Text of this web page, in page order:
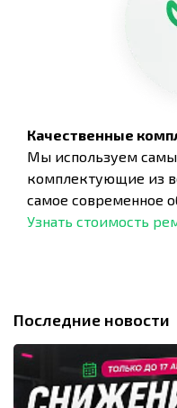
Качественные
Мы используем
комплектующие из
самое современное
Узнать стоимость
Последние новости